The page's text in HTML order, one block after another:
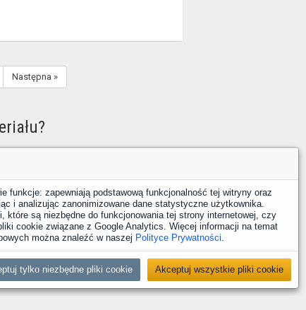
Następna »
funkcje: zapewniają podstawową funkcjonalność tej witryny oraz
i analizując zanonimizowane dane statystyczne użytkownika.
są niezbędne do funkcjonowania tej strony internetowej, czy
cookie związane z Google Analytics. Więcej informacji na temat
można znaleźć w naszej Polityce Prywatności.
tylko niezbędne pliki cookie Akceptuj wszystkie pliki cookie